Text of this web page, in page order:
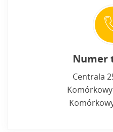
Numer
Centrala